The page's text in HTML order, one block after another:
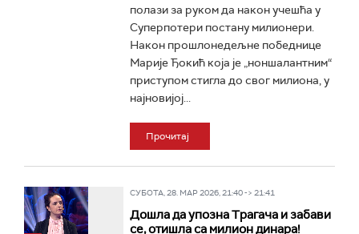
полази за руком да након учешћа у
Суперпотери постану милионери.
Након прошлонедељне победнице
Марије Ђокић која је „ноншалантним“
приступом стигла до свог милиона, у
најновијој...
Прочитај
СУБОТА, 28. МАР 2026, 21:40 -> 21:41
Дошла да упозна Трагача и забави
се, отишла са милион динара!